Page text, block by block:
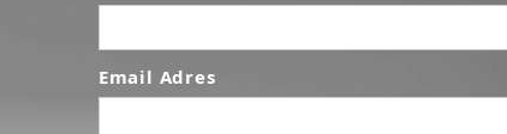
Email Adres